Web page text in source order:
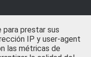
para prestar sus
IP y user-agent
las métricas de